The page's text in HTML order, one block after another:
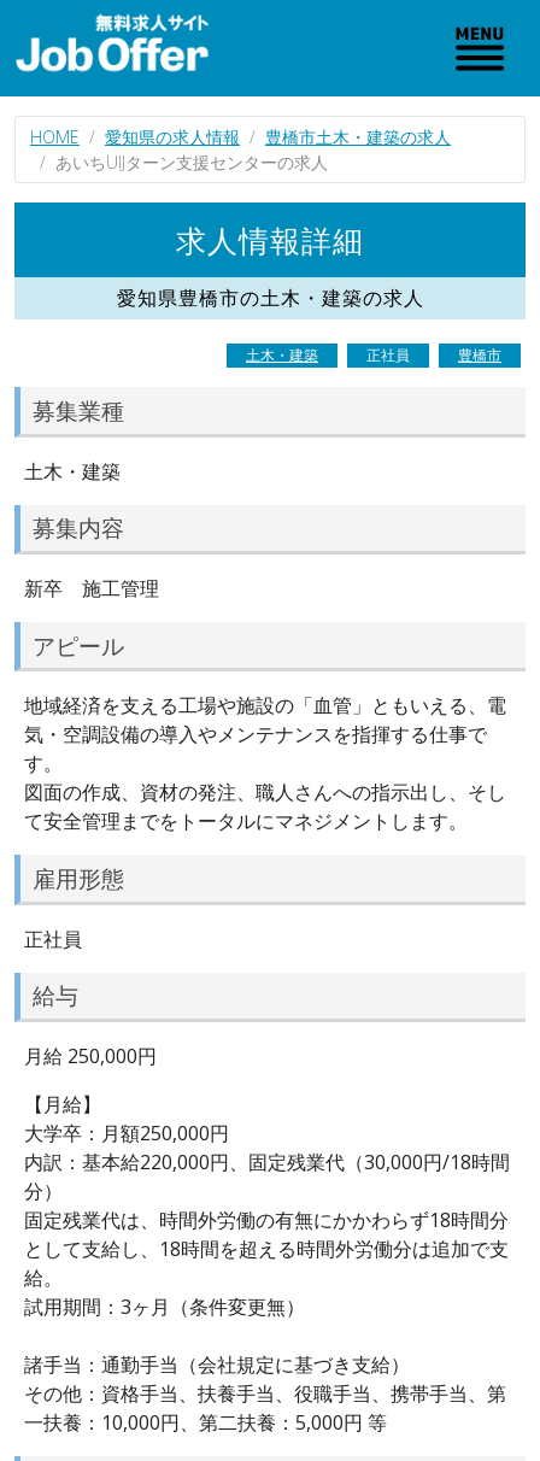
HOME 愛知県の求人情報
豊橋市土木・建築の求人
あいちUIJターン支援センターの求人
求人情報詳細
愛知県豊橋市の土木・建築の求人
土木・建築 正社員 豊橋市
募集業種
土木・建築
募集内容
新卒 施工管理
アピール
地域経済を支える工場や施設の「血管」ともいえる、電
気・空調設備の導入やメンテナンスを指揮する仕事で
す。
図面の作成、資材の発注、職人さんへの指示出し、そし
て安全管理までをトータルにマネジメントします。
雇用形態
正社員
給与
月給 250,000円
【月給】
大学卒：月額250,000円
内訳：基本給220,000円、固定残業代（30,000円/18時間
分）
固定残業代は、時間外労働の有無にかかわらず18時間分
として支給し、18時間を超える時間外労働分は追加で支
給。
試用期間：3ヶ月（条件変更無）
諸手当：通勤手当（会社規定に基づき支給）
その他：資格手当、扶養手当、役職手当、携帯手当、第
一扶養：10,000円、第二扶養：5,000円 等